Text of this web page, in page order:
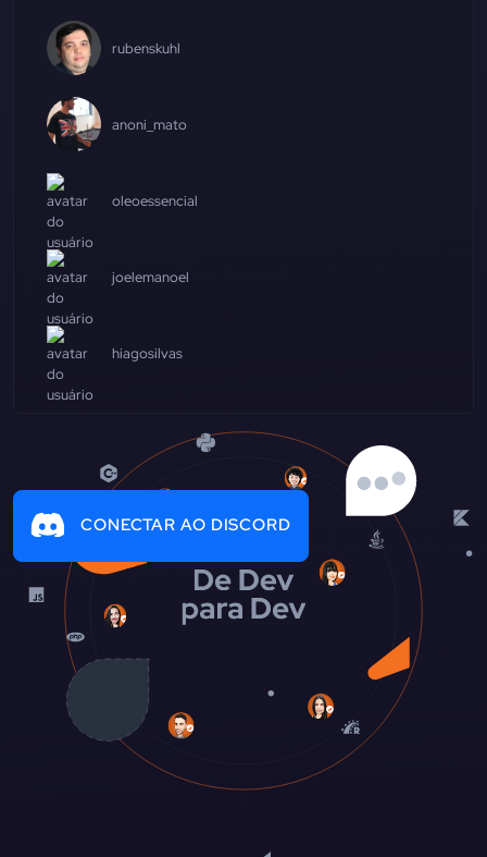
rubenskuhl
anoni_mato
oleoessencial
joelemanoel
hiagosilvas
CONECTAR AO DISCORD